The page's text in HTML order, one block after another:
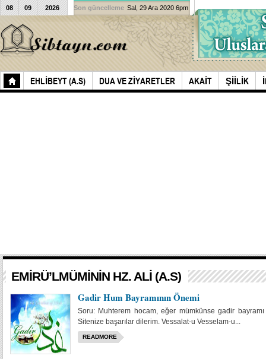
EHLIBEYT (A.S) DUA VE ZIYARETLER AKAIT ŞIILIK
08 09 2026 Son güncelleme Sal, 29 Ara 2020 6pm
EMIRÜ’LMÜMININ HZ. ALI (A.S)
Gadir Hum Bayramının Önemi
Soru: Muhterem hocam, eğer mümkünse gadir
Sitenize başarılar dilerim. Vessalat-u Vesselam-u...
READMORE